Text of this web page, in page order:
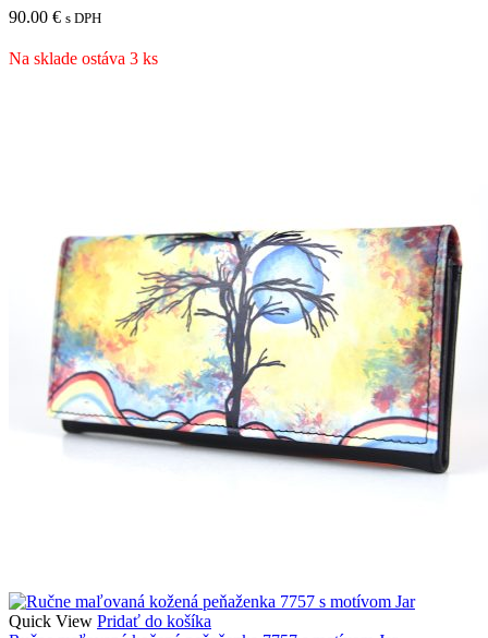
90.00 € s DPH
Na sklade ostáva 3 ks
Quick View Pridať do košíka